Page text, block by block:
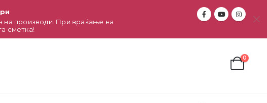
на производи. При враќање на
сметка!
0